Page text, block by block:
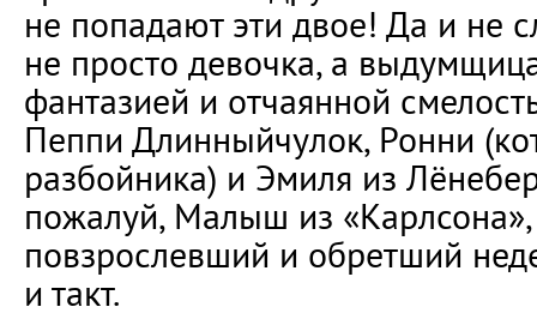
не попадают эти двое! Да и не
не просто девочка, а
фантазией и отчаянной
Пеппи Длинныйчулок, Ронни
разбойника) и Эмиля из
пожалуй, Малыш из «Карлсона»,
повзрослевший и обретший
и такт.